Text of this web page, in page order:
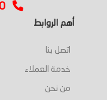
أهم الروابط
اتصل بنا
خدمة العملاء
من نحن